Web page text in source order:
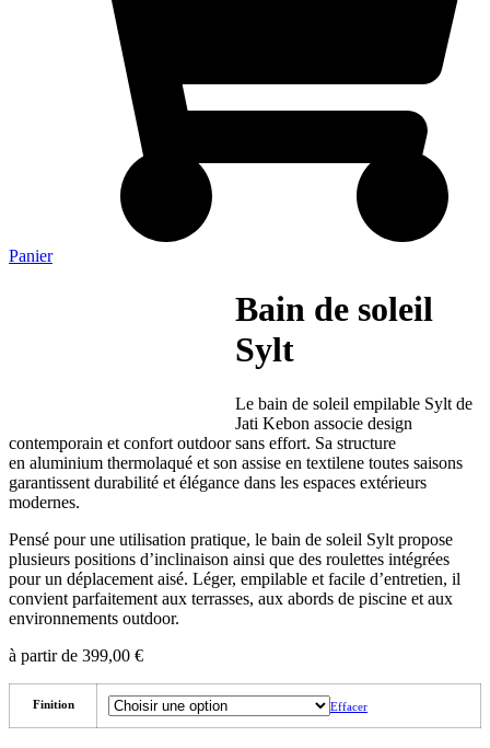
Panier
Bain de soleil
Sylt
Le bain de soleil empilable Sylt de
Jati Kebon associe design
contemporain et confort outdoor sans effort. Sa structure
en aluminium thermolaqué et son assise en textilene toutes saisons
garantissent durabilité et élégance dans les espaces extérieurs
modernes.
Pensé pour une utilisation pratique, le bain de soleil Sylt propose
plusieurs positions d’inclinaison ainsi que des roulettes intégrées
pour un déplacement aisé. Léger, empilable et facile d’entretien, il
convient parfaitement aux terrasses, aux abords de piscine et aux
environnements outdoor.
à partir de 399,00 €
Finition Effacer